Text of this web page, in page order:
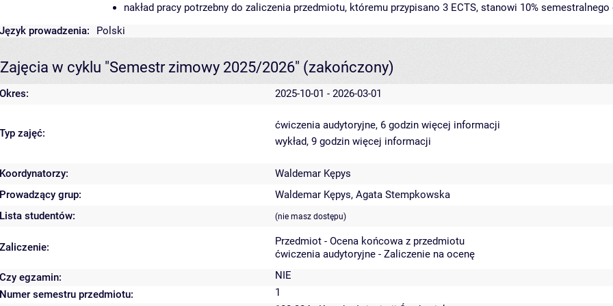
nakład pracy potrzebny do zaliczenia przedmiotu, któremu przypisano 3 ECTS, stanowi 10%
Język prowadzenia:
Polski
Zajęcia w cyklu "Semestr zimowy 2025/2026" (zakończony)
Okres: 2025-10-01 - 2026-03-01
Typ zajęć:
ćwiczenia audytoryjne, 6 godzin więcej informacji
wykład, 9 godzin więcej informacji
Koordynatorzy:
Waldemar Kępys
Prowadzący grup:
Waldemar Kępys, Agata Stempkowska
Lista studentów:
(nie masz dostępu)
Zaliczenie:
Przedmiot - Ocena końcowa z przedmiotu
ćwiczenia audytoryjne - Zaliczenie na ocenę
Czy egzamin:
NIE
Numer semestru przedmiotu:
1